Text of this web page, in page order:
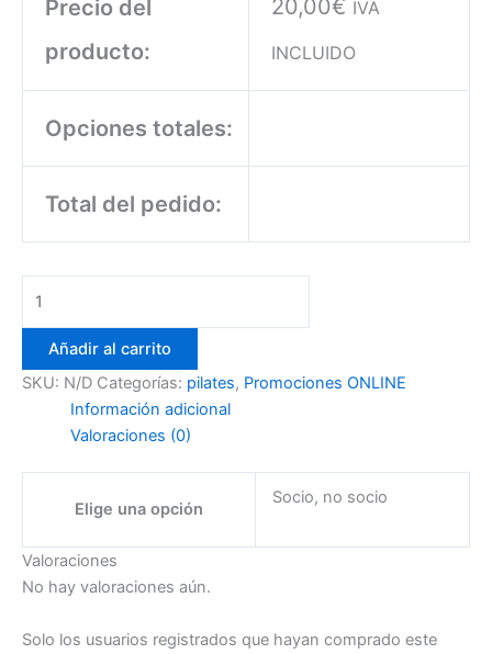
Precio del
producto:
20,00€ IVA
INCLUIDO
Opciones totales:
Total del pedido:
Añadir al carrito
SKU: N/D Categorías: pilates, Promociones ONLINE
Información adicional
Valoraciones (0)
Elige una opción
Socio, no socio
Valoraciones
No hay valoraciones aún.
Solo los usuarios registrados que hayan comprado este